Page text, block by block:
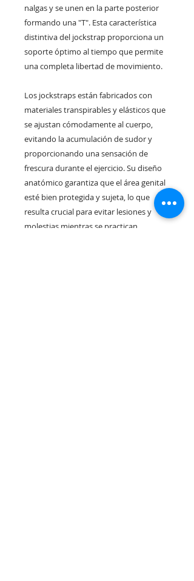
nalgas y se unen en la parte posterior
formando una "T". Esta característica
distintiva del jockstrap proporciona un
soporte óptimo al tiempo que permite
una completa libertad de movimiento.
Los jockstraps están fabricados con
materiales transpirables y elásticos que
se ajustan cómodamente al cuerpo,
evitando la acumulación de sudor y
proporcionando una sensación de
frescura durante el ejercicio. Su diseño
anatómico garantiza que el área genital
esté bien protegida y sujeta, lo que
resulta crucial para evitar lesiones y
molestias mientras se practican